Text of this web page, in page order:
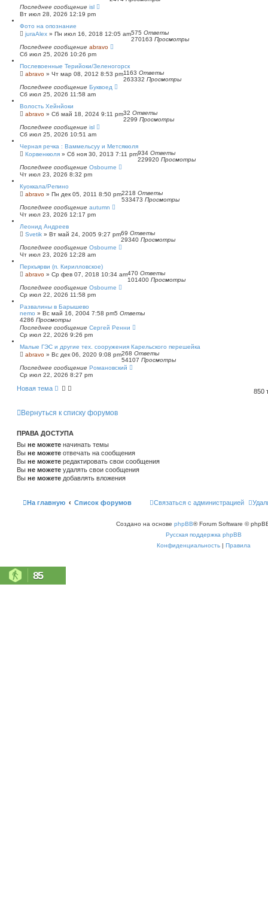
Последнее сообщение isl
Вт июл 28, 2026 12:19 pm
Фото на опознание
juraAlex » Пн июл 16, 2018 12:05 am575 Ответы
270163 Просмотры
Последнее сообщение abravo
Сб июл 25, 2026 10:26 pm
Послевоенные Терийоки/Зеленогорск
abravo » Чт мар 08, 2012 8:53 pm1163 Ответы
263332 Просмотры
Последнее сообщение Буквоед
Сб июл 25, 2026 11:58 am
Волость Хейнйоки
abravo » Сб май 18, 2024 9:11 pm32 Ответы
2299 Просмотры
Последнее сообщение isl
Сб июл 25, 2026 10:51 am
Черная речка : Ваммельсуу и Метсякюля
Корвенкюля » Сб ноя 30, 2013 7:11 pm934 Ответы
229920 Просмотры
Последнее сообщение Osbourne
Чт июл 23, 2026 8:32 pm
Куоккала/Репино
abravo » Пн дек 05, 2011 8:50 pm2218 Ответы
533473 Просмотры
Последнее сообщение autumn
Чт июл 23, 2026 12:17 pm
Леонид Андреев
Svetik » Вт май 24, 2005 9:27 pm69 Ответы
29340 Просмотры
Последнее сообщение Osbourne
Чт июл 23, 2026 12:28 am
Перкъярви (п. Кирилловское)
abravo » Ср фев 07, 2018 10:34 am470 Ответы
101400 Просмотры
Последнее сообщение Osbourne
Ср июл 22, 2026 11:58 pm
Развалины в Барышево
nemo » Вс май 16, 2004 7:58 pm5 Ответы
4286 Просмотры
Последнее сообщение Сергей Ренни
Ср июл 22, 2026 9:26 pm
Малые ГЭС и другие тех. сооружения Карельского перешейка
abravo » Вс дек 06, 2020 9:08 pm268 Ответы
54107 Просмотры
Последнее сообщение Романовский
Ср июл 22, 2026 8:27 pm
Новая тема 850
Вернуться к списку форумов
ПРАВА ДОСТУПА
Вы не можете начинать темы
Вы не можете отвечать на сообщения
Вы не можете редактировать свои сообщения
Вы не можете удалять свои сообщения
Вы не можете добавлять вложения
На главную Список форумов Связаться с администрацией
Создано на основе phpBB® Forum Software ©
Русская поддержка phpBB
Конфиденциальность | Правила
85